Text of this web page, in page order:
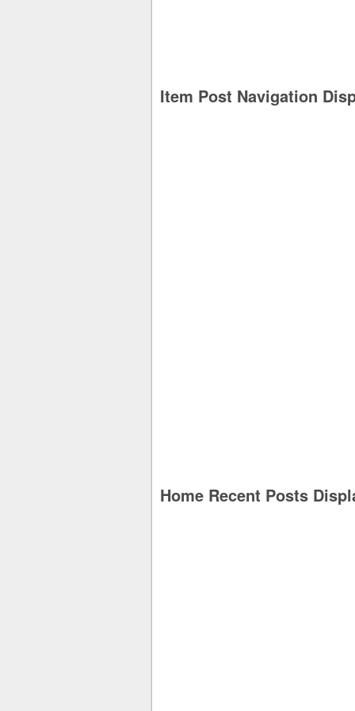
Item Post Navigation
Home Recent Posts